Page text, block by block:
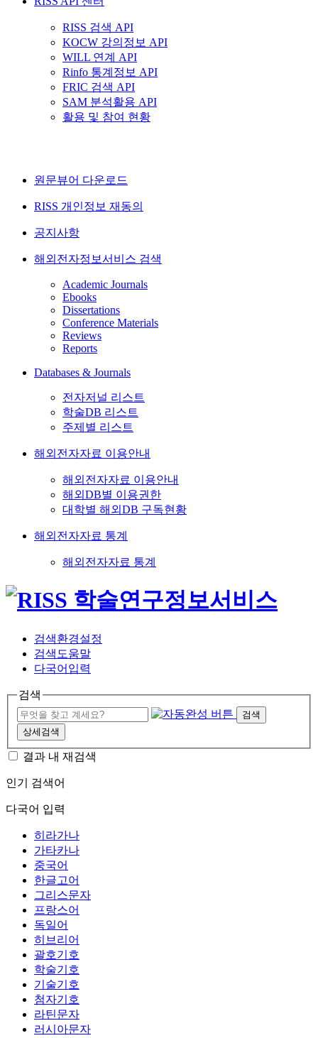
RISS 검색 API
KOCW 강의정보 API
WILL 연계 API
Rinfo 통계정보 API
FRIC 검색 API
SAM 분석활용 API
활용 및 참여 현황
원문뷰어 다운로드
RISS 개인정보 재동의
공지사항
해외전자정보서비스 검색
Academic Journals
Ebooks
Dissertations
Conference Materials
Reviews
Reports
Databases & Journals
전자저널 리스트
학술DB 리스트
주제별 리스트
해외전자자료 이용안내
해외전자자료 이용안내
해외DB별 이용권한
대학별 해외DB 구독현황
해외전자자료 통계
해외전자자료 통계
검색환경설정
검색도움말
다국어입력
검색
검색
상세검색
결과 내 재검색
인기 검색어
다국어 입력
히라가나
가타카나
중국어
한글고어
그리스문자
프랑스어
독일어
히브리어
괄호기호
학술기호
기술기호
첨자기호
라틴문자
러시아문자